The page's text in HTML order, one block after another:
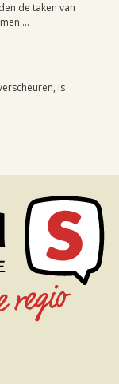
de taken van
is